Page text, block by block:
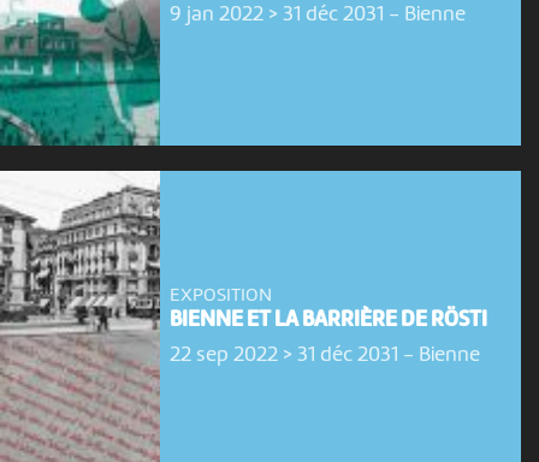
9 jan 2022 > 31 déc 2031 - Bienne
EXPOSITION
BIENNE ET LA BARRIÈRE DE RÖSTI
22 sep 2022 > 31 déc 2031 - Bienne